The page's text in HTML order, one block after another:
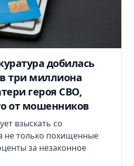
добилась
три миллиона
героя СВО,
от мошенников
взыскать со
не только похищенные
за незаконное